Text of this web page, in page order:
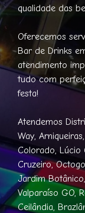
qualidade das
Oferecemos
Bar de Drinks
atendimento
tudo com
festa!
Atendemos
Way,
Colorado, Lúcio
Cruzeiro,
Jardim
Valparaíso GO,
Ceilândia,